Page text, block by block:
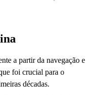
a partir da navegação e
foi crucial para o
décadas.